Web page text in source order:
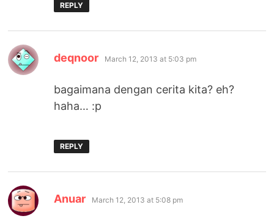
REPLY
deqnoor says:
March 12, 2013 at 5:03 pm
bagaimana dengan cerita kita? eh?
haha… :p
REPLY
Anuar says:
March 12, 2013 at 5:08 pm